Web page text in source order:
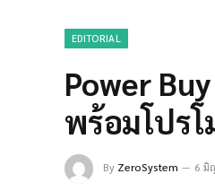
EDITORIAL
Power
พร้อมโปร
By ZeroSystem 6 มิ